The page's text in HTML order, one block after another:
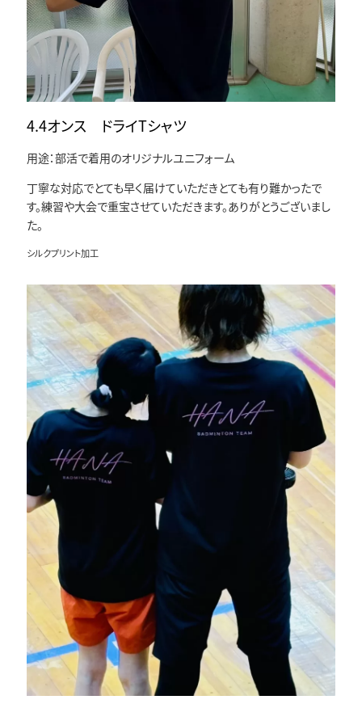
4.4オンス ドライTシャツ
用途：部活で着用のオリジナルユニフォーム
丁寧な対応でとても早く届けていただきとても有り難かったで
す。練習や大会で重宝させていただきます。ありがとうございまし
た。
シルクプリント加工